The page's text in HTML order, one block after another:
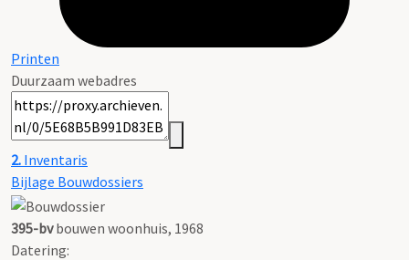
Printen
Duurzaam webadres
2. Inventaris
Bijlage Bouwdossiers
395-bvbouwen woonhuis, 1968
Datering: